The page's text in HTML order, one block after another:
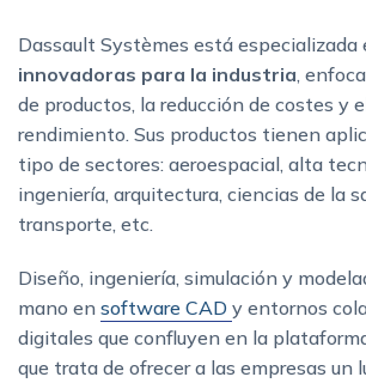
Dassault Systèmes está especializada
innovadoras para la industria ,
de productos, la reducción de costes y
rendimiento. Sus productos tienen
tipo de sectores: aeroespacial, alta
ingeniería, arquitectura, ciencias de la
transporte, etc.
Diseño, ingeniería, simulación y
mano en software CAD y entornos
digitales que confluyen en la
que trata de ofrecer a las empresas un